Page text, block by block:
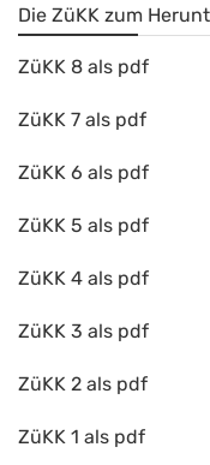
Die ZüKK zum
ZüKK 8 als pdf
ZüKK 7 als pdf
ZüKK 6 als pdf
ZüKK 5 als pdf
ZüKK 4 als pdf
ZüKK 3 als pdf
ZüKK 2 als pdf
ZüKK 1 als pdf